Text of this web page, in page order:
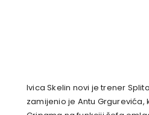
Ivica Skelin novi je trener
zamijenio je Antu Grgurevića,